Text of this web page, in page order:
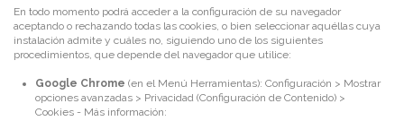
En todo momento podrá acceder a la configuración de su navegador
aceptando o rechazando todas las cookies, o bien seleccionar aquéllas cuya
instalación admite y cuáles no, siguiendo uno de los siguientes
procedimientos, que depende del navegador que utilice:
Google Chrome (en el Menú Herramientas): Configuración > Mostrar
opciones avanzadas > Privacidad (Configuración de Contenido) >
Cookies - Más información: